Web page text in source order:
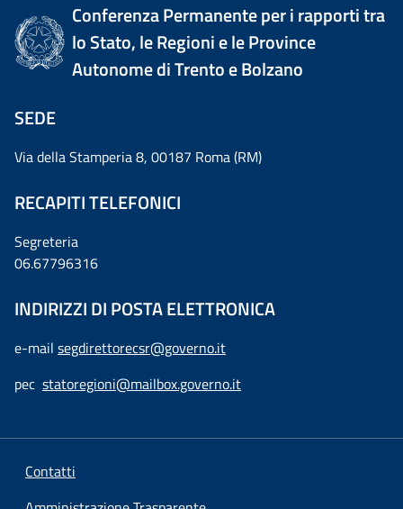
Conferenza Permanente per i rapporti tra
lo Stato, le Regioni e le Province
Autonome di Trento e Bolzano
SEDE
Via della Stamperia 8, 00187 Roma (RM)
RECAPITI TELEFONICI
Segreteria
06.67796316
INDIRIZZI DI POSTA ELETTRONICA
e-mail segdirettorecsr@governo.it
pec statoregioni@mailbox.governo.it
Contatti